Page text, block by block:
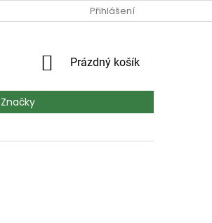
MAPA SERVERU
Přihlášení
NÁKUPNÍ
Prázdný košík
Značky